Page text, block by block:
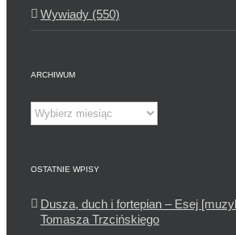
Wywiady (550)
ARCHIWUM
Archiwum
OSTATNIE WPISY
Dusza, duch i fortepian – Esej
Tomasza Trzcińskiego